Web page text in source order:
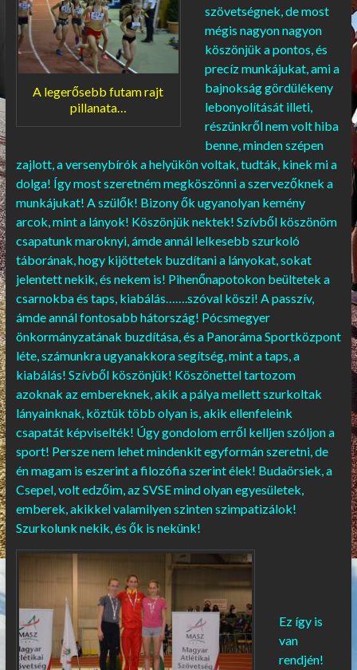
A legerősebb futam rajt
pillanata…
szövetségnek, de most
mégis nagyon nagyon
köszönjük a pontos, és
precíz munkájukat, ami a
bajnokság gördülékeny
lebonyolítását illeti,
részünkről nem volt hiba
benne, minden szépen
zajlott, a versenybírók a helyükön voltak, tudták, kinek mi a
dolga! Így most szeretném megköszönni a szervezőknek a
munkájukat! A szülők! Bizony ők ugyanolyan kemény
arcok, mint a lányok! Köszönjük nektek! Szívből köszönöm
csapatunk maroknyi, ámde annál lelkesebb szurkoló
táborának, hogy kijöttetek buzdítani a lányokat, sokat
jelentett nekik, és nekem is! Pihenőnapotokon beültetek a
csarnokba és taps, kiabálás…….szóval köszi! A passzív,
ámde annál fontosabb hátország! Pócsmegyer
önkormányzatának buzdítása, és a Panoráma Sportközpont
léte, számunkra ugyanakkora segítség, mint a taps, a
kiabálás! Szívből köszönjük! Köszönettel tartozom
azoknak az embereknek, akik a pálya mellett szurkoltak
lányainknak, köztük több olyan is, akik ellenfeleink
csapatát képviselték! Úgy gondolom erről kelljen szóljon a
sport! Persze nem lehet mindenkit egyformán szeretni, de
én magam is eszerint a filozófia szerint élek! Budaörsiek, a
Csepel, volt edzőim, az SVSE mind olyan egyesületek,
emberek, akikkel valamilyen szinten szimpatizálok!
Szurkolunk nekik, és ők is nekünk!
Ez így is
van
rendjén!